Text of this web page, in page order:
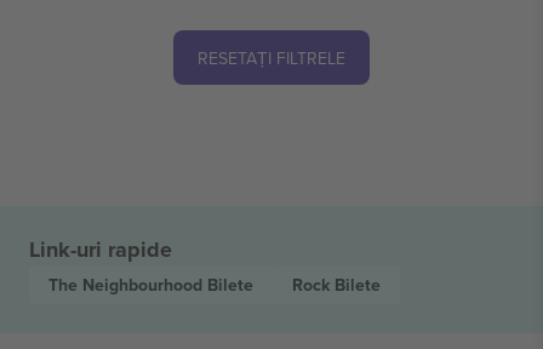
RESETAȚI FILTRELE
Link-uri rapide
The Neighbourhood Bilete Rock Bilete